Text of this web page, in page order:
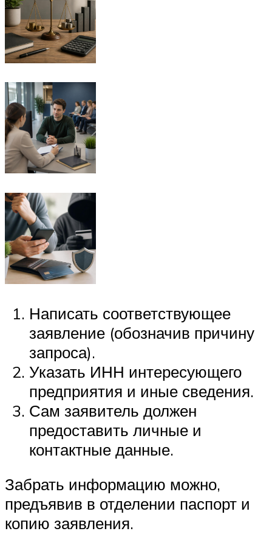
Написать соответствующее
заявление (обозначив причину
запроса).
Указать ИНН интересующего
предприятия и иные сведения.
Сам заявитель должен
предоставить личные и
контактные данные.
Забрать информацию можно,
предъявив в отделении паспорт и
копию заявления.